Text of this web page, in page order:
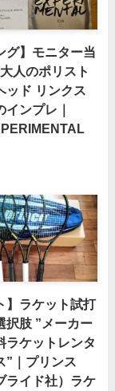
グ】モニター当
人のポリスト
ッド リンクス
インプレ｜
】ラケット試打
択肢 ”メーカー
ラケットレンタ
”｜プリンス
ライド社）ラケ